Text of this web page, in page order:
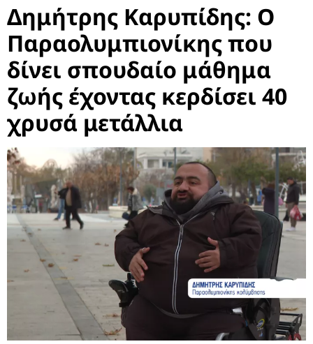
Δημήτρης Καρυπίδης: Ο
Παραολυμπιονίκης που
δίνει σπουδαίο μάθημα
ζωής έχοντας κερδίσει 40
χρυσά μετάλλια